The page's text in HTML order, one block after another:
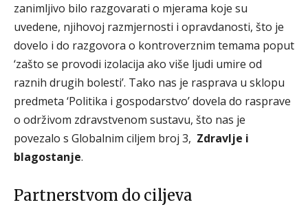
zanimljivo bilo razgovarati o mjerama koje su
uvedene, njihovoj razmjernosti i opravdanosti, što je
dovelo i do razgovora o kontroverznim temama poput
‘zašto se provodi izolacija ako više ljudi umire od
raznih drugih bolesti’. Tako nas je rasprava u sklopu
predmeta ‘Politika i gospodarstvo’ dovela do rasprave
o održivom zdravstvenom sustavu, što nas je
povezalo s Globalnim ciljem broj 3, Zdravlje i
blagostanje.
Partnerstvom do ciljeva